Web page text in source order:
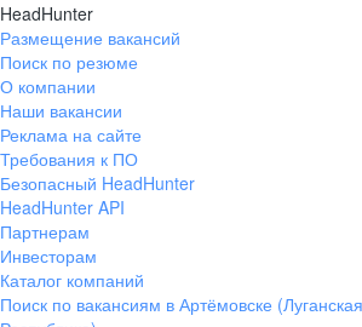
HeadHunter
Размещение вакансий
Поиск по резюме
О компании
Наши вакансии
Реклама на сайте
Требования к ПО
Безопасный HeadHunter
HeadHunter API
Партнерам
Инвесторам
Каталог компаний
Поиск по вакансиям в Артёмовске